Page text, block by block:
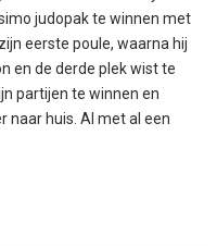
judopak te winnen met
eerste poule, waarna hij
en de derde plek wist te
partijen te winnen en
naar huis. Al met al een